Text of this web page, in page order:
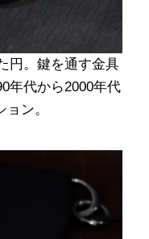
円。鍵を通す金具
年代から2000年代
ン。